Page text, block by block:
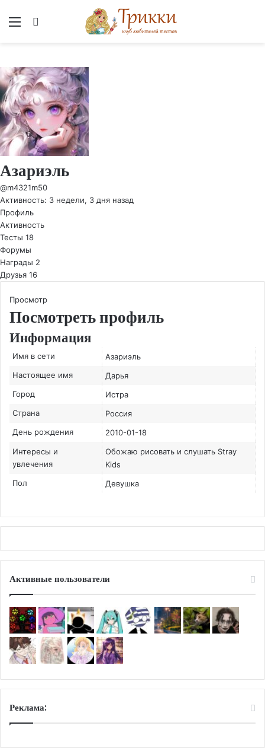
Меню
Азариэль
@m4321m50
Активность: 3 недели, 3 дня назад
Профиль
Активность
Тесты 18
Форумы
Награды 2
Друзья 16
Просмотр
Посмотреть профиль
Информация
Имя в сети
Азариэль
Настоящее имя
Дарья
Город
Истра
Страна
Россия
День рождения
2010-01-18
Интересы и
увлечения
Обожаю рисовать и слушать Stray
Kids
Пол
Девушка
Активные пользователи
Реклама: